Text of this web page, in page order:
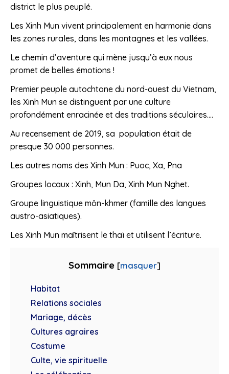
district le plus peuplé.
Les Xinh Mun vivent principalement en harmonie dans
les zones rurales, dans les montagnes et les vallées.
Le chemin d’aventure qui mène jusqu’à eux nous
promet de belles émotions !
Premier peuple autochtone du nord-ouest du Vietnam,
les Xinh Mun se distinguent par une culture
profondément enracinée et des traditions séculaires….
Au recensement de 2019, sa population était de
presque 30 000 personnes.
Les autres noms des Xinh Mun : Puoc, Xa, Pna
Groupes locaux : Xinh, Mun Da, Xinh Mun Nghet.
Groupe linguistique môn-khmer (famille des langues
austro-asiatiques).
Les Xinh Mun maîtrisent le thaï et utilisent l’écriture.
Sommaire [masquer]
Habitat
Relations sociales
Mariage, décès
Cultures agraires
Costume
Culte, vie spirituelle